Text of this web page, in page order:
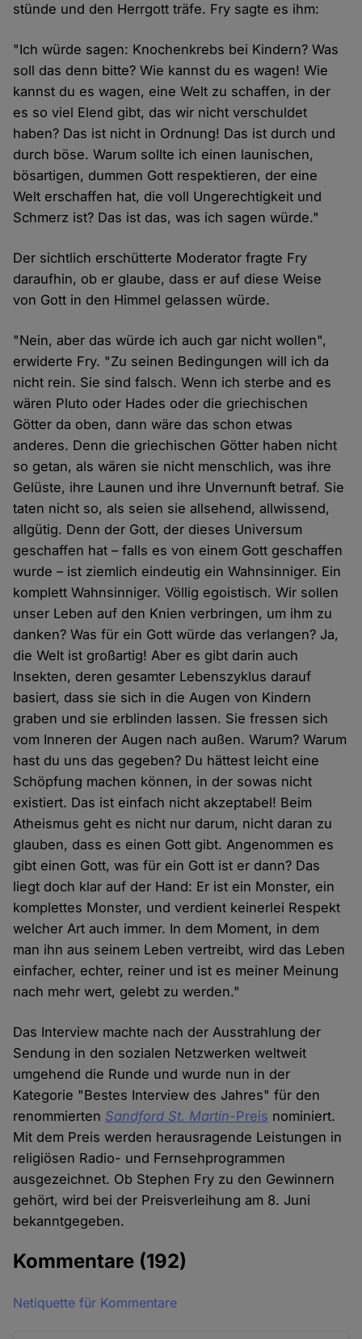
stünde und den Herrgott träfe. Fry sagte es ihm:
"Ich würde sagen: Knochenkrebs bei Kindern? Was
soll das denn bitte? Wie kannst du es wagen! Wie
kannst du es wagen, eine Welt zu schaffen, in der
es so viel Elend gibt, das wir nicht verschuldet
haben? Das ist nicht in Ordnung! Das ist durch und
durch böse. Warum sollte ich einen launischen,
bösartigen, dummen Gott respektieren, der eine
Welt erschaffen hat, die voll Ungerechtigkeit und
Schmerz ist? Das ist das, was ich sagen würde."
Der sichtlich erschütterte Moderator fragte Fry
daraufhin, ob er glaube, dass er auf diese Weise
von Gott in den Himmel gelassen würde.
"Nein, aber das würde ich auch gar nicht wollen",
erwiderte Fry. "Zu seinen Bedingungen will ich da
nicht rein. Sie sind falsch. Wenn ich sterbe and es
wären Pluto oder Hades oder die griechischen
Götter da oben, dann wäre das schon etwas
anderes. Denn die griechischen Götter haben nicht
so getan, als wären sie nicht menschlich, was ihre
Gelüste, ihre Launen und ihre Unvernunft betraf. Sie
taten nicht so, als seien sie allsehend, allwissend,
allgütig. Denn der Gott, der dieses Universum
geschaffen hat – falls es von einem Gott geschaffen
wurde – ist ziemlich eindeutig ein Wahnsinniger. Ein
komplett Wahnsinniger. Völlig egoistisch. Wir sollen
unser Leben auf den Knien verbringen, um ihm zu
danken? Was für ein Gott würde das verlangen? Ja,
die Welt ist großartig! Aber es gibt darin auch
Insekten, deren gesamter Lebenszyklus darauf
basiert, dass sie sich in die Augen von Kindern
graben und sie erblinden lassen. Sie fressen sich
vom Inneren der Augen nach außen. Warum? Warum
hast du uns das gegeben? Du hättest leicht eine
Schöpfung machen können, in der sowas nicht
existiert. Das ist einfach nicht akzeptabel! Beim
Atheismus geht es nicht nur darum, nicht daran zu
glauben, dass es einen Gott gibt. Angenommen es
gibt einen Gott, was für ein Gott ist er dann? Das
liegt doch klar auf der Hand: Er ist ein Monster, ein
komplettes Monster, und verdient keinerlei Respekt
welcher Art auch immer. In dem Moment, in dem
man ihn aus seinem Leben vertreibt, wird das Leben
einfacher, echter, reiner und ist es meiner Meinung
nach mehr wert, gelebt zu werden."
Das Interview machte nach der Ausstrahlung der
Sendung in den sozialen Netzwerken weltweit
umgehend die Runde und wurde nun in der
Kategorie "Bestes Interview des Jahres" für den
renommierten Sandford St. Martin-Preis nominiert.
Mit dem Preis werden herausragende Leistungen in
religiösen Radio- und Fernsehprogrammen
ausgezeichnet. Ob Stephen Fry zu den Gewinnern
gehört, wird bei der Preisverleihung am 8. Juni
bekanntgegeben.
Kommentare (192)
Netiquette für Kommentare